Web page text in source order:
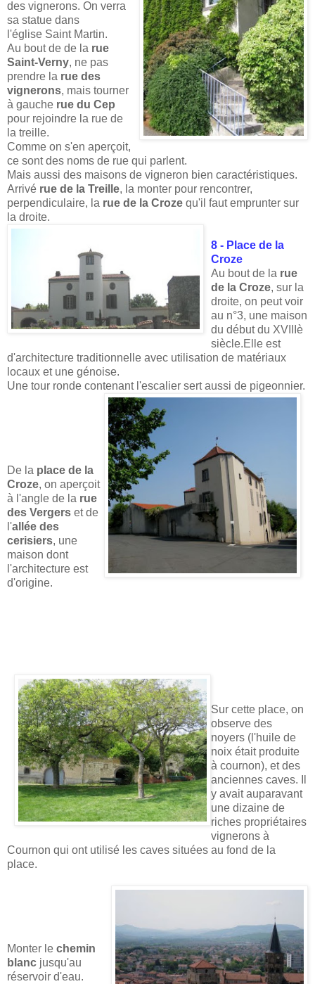
des vignerons. On verra
sa statue dans
l'église Saint Martin.
Au bout de de la rue
Saint-Verny, ne pas
prendre la rue des
vignerons, mais tourner
à gauche rue du Cep
pour rejoindre la rue de
la treille.
Comme on s'en aperçoit,
ce sont des noms de rue qui parlent.
Mais aussi des maisons de vigneron bien caractéristiques.
Arrivé rue de la Treille, la monter pour rencontrer,
perpendiculaire, la rue de la Croze qu'il faut emprunter sur
la droite.
8 - Place de la
Croze
Au bout de la rue
de la Croze, sur la
droite, on peut voir
au n°3, une maison
du début du XVIIIè
siècle.Elle est
d'architecture traditionnelle avec utilisation de matériaux
locaux et une génoise.
Une tour ronde contenant l'escalier sert aussi de pigeonnier.
De la place de la
Croze, on aperçoit
à l'angle de la rue
des Vergers et de
l'allée des
cerisiers, une
maison dont
l'architecture est
d'origine.
Sur cette place, on
observe des
noyers (l'huile de
noix était produite
à cournon), et des
anciennes caves. Il
y avait auparavant
une dizaine de
riches propriétaires
vignerons à
Cournon qui ont utilisé les caves situées au fond de la
place.
Monter le chemin
blanc jusqu'au
réservoir d'eau.